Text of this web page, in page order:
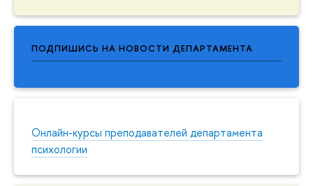
ПОДПИШИСЬ НА НОВОСТИ ДЕПАРТАМЕНТА
Онлайн-курсы преподавателей департамента
психологии